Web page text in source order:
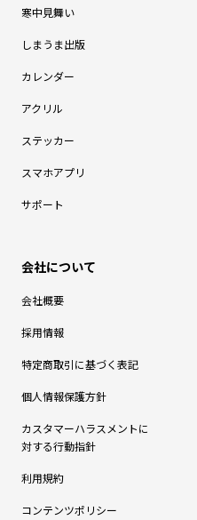
寒中見舞い
しまうま出版
カレンダー
アクリル
ステッカー
スマホアプリ
サポート
会社概要
採用情報
特定商取引に基づく表記
個人情報保護方針
カスタマーハラスメントに
対する行動指針
利用規約
コンテンツポリシー